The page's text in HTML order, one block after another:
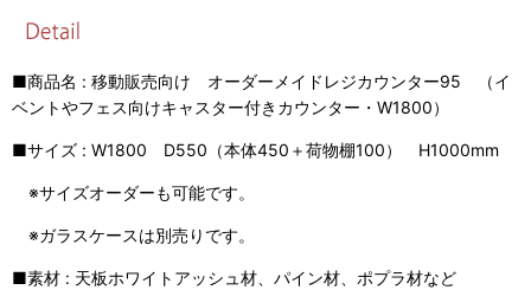
■商品名 : 移動販売向け オーダーメイドレジカウンター95 （イ
ベントやフェス向けキャスター付きカウンター・W1800）
■サイズ : W1800 D550（本体450＋荷物棚100） H1000mm
※サイズオーダーも可能です。
※ガラスケースは別売りです。
■素材 : 天板ホワイトアッシュ材、パイン材、ポプラ材など